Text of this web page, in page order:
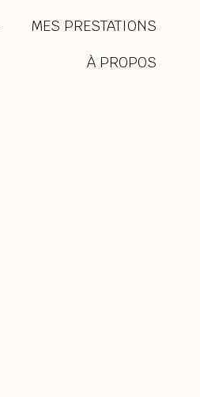
MES PRESTATIONS
À PROPOS